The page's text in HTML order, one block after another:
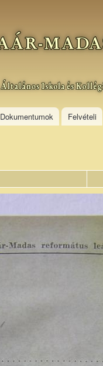
Dokumentumok Felvételi